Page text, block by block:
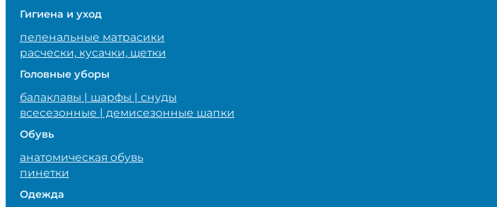
Гигиена и уход
пеленальные матрасики
расчески, кусачки, щетки
Головные уборы
балаклавы | шарфы | снуды
всесезонные | демисезонные шапки
Обувь
анатомическая обувь
пинетки
Одежда